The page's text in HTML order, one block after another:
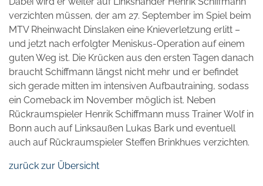
verzichten müssen, der am 27. September im Spiel beim
MTV Rheinwacht Dinslaken eine Knieverletzung erlitt –
und jetzt nach erfolgter Meniskus-Operation auf einem
guten Weg ist. Die Krücken aus den ersten Tagen danach
braucht Schiffmann längst nicht mehr und er befindet
sich gerade mitten im intensiven Aufbautraining, sodass
ein Comeback im November möglich ist. Neben
Rückraumspieler Henrik Schiffmann muss Trainer Wolf in
Bonn auch auf Linksaußen Lukas Bark und eventuell
auch auf Rückraumspieler Steffen Brinkhues verzichten.
zurück zur Übersicht